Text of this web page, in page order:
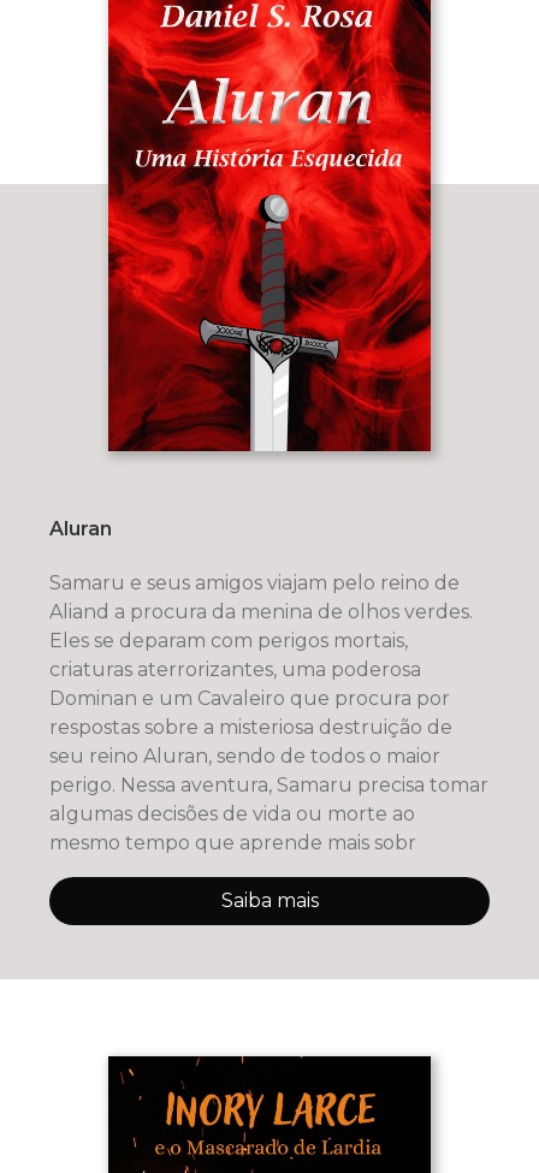
Aluran
Samaru e seus amigos viajam pelo reino de
Aliand a procura da menina de olhos verdes.
Eles se deparam com perigos mortais,
criaturas aterrorizantes, uma poderosa
Dominan e um Cavaleiro que procura por
respostas sobre a misteriosa destruição de
seu reino Aluran, sendo de todos o maior
perigo. Nessa aventura, Samaru precisa tomar
algumas decisões de vida ou morte ao
mesmo tempo que aprende mais sobr
Saiba mais